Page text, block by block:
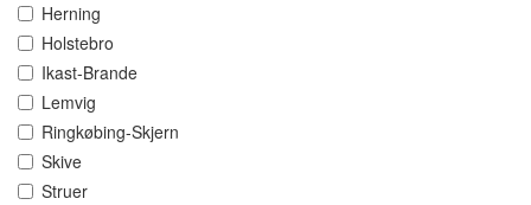
Herning
Holstebro
Ikast-Brande
Lemvig
Ringkøbing-Skjern
Skive
Struer